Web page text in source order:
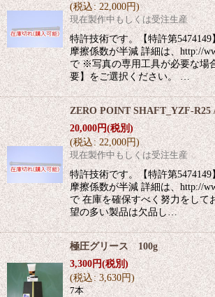
(税込: 22,000円)
現在製作中もしくは受注生産
特許技術です。【特許第
摩擦係数が半減 詳細は、http://
で ※写真の専用工具が必要な場
要】をご選択ください。 …
ZERO POINT SHAFT_YZF-R25
20,000円(税別)
(税込: 22,000円)
現在製作中もしくは受注生産
特許技術です。【特許第
摩擦係数が半減 詳細は、http://
で 在庫を確保すべく努力をして
望の多い製品は欠品し…
極圧グリース 100g
3,300円(税別)
(税込: 3,630円)
7本